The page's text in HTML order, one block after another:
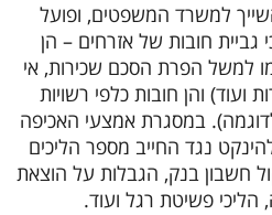
למשרד המשפטים, ופועל
גביית חובות של אזרחים – הן
למשל הפרת הסכם שכירות, אי
ועוד) והן חובות כלפי רשויות
במסגרת אמצעי האכיפה
נגד החייב מספר הליכים
חשבון בנק, הגבלות על הוצאת
הליכי פשיטת רגל ועוד.